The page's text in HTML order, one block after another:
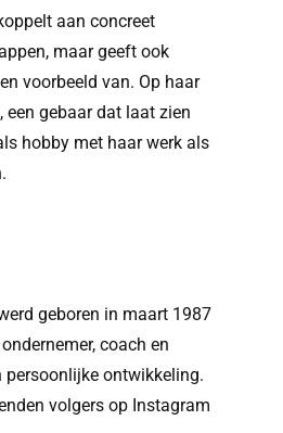
aan concreet
maar geeft ook
voorbeeld van. Op haar
gebaar dat laat zien
hobby met haar werk als
geboren in maart 1987
coach en
persoonlijke ontwikkeling.
volgers op Instagram